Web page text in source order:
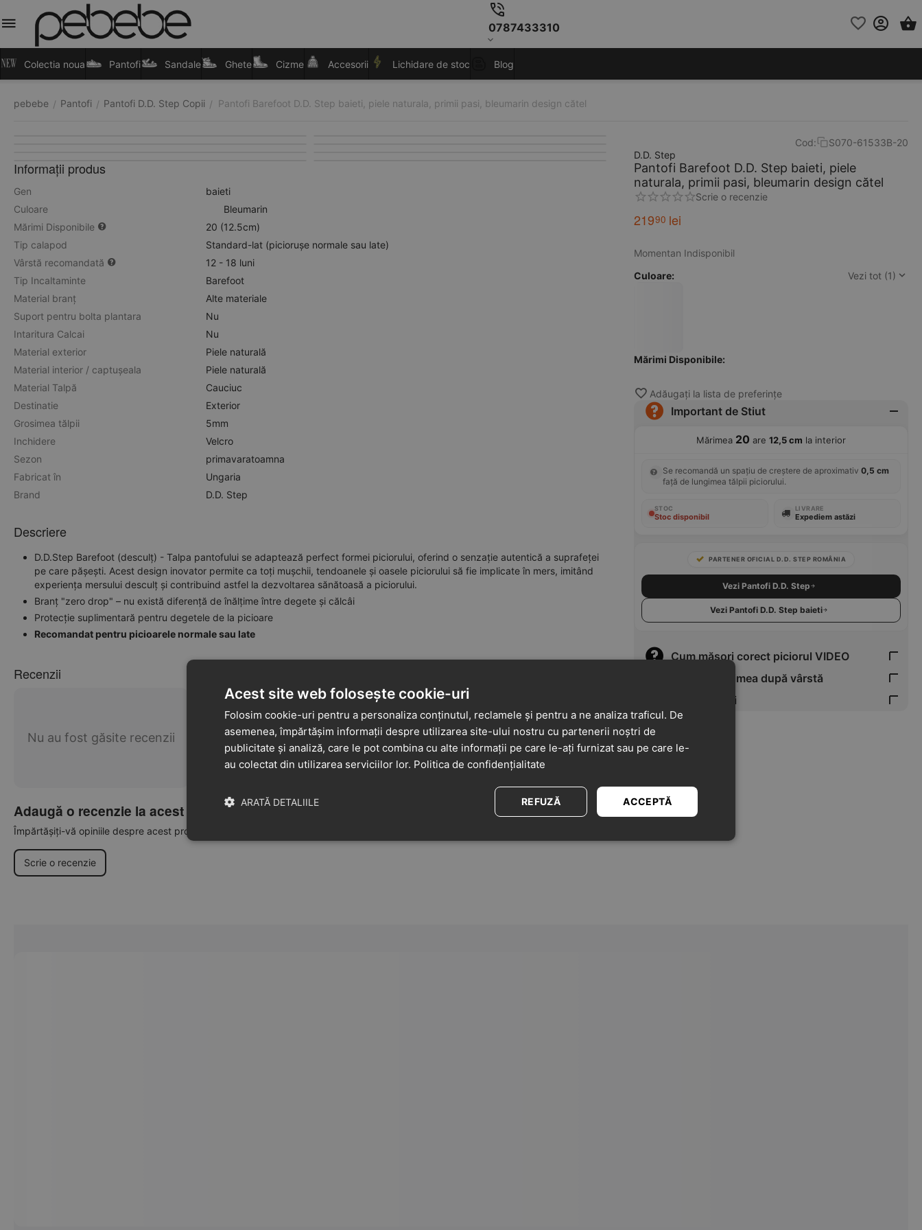
0787433310
Colectia noua Pantofi Sandale Ghete Cizme Accesorii Lichidare de stoc Blog
pebebe / Pantofi / Pantofi D.D. Step Copii / Pantofi Barefoot D.D. Step baieti, piele naturala, primii pasi, bleumarin design cătel
Cod:
S070-61533B-20
D.D. Step
Pantofi Barefoot D.D. Step baieti, piele
naturala, primii pasi, bleumarin design cătel
Scrie o recenzie
21990 lei
Momentan Indisponibil
Culoare:
Vezi tot (1)
Mărimi Disponibile:
Adăugați la lista de preferințe
Important de Stiut
Mărimea 20 are 12,5 cm la interior
Se recomandă un spațiu de creștere de aproximativ 0,5 cm
față de lungimea tălpii piciorului.
STOC
Stoc disponibil
LIVRARE
Expediem astăzi
PARTENER OFICIAL D.D. STEP ROMÂNIA
Vezi Pantofi D.D. Step
Vezi Pantofi D.D. Step baieti
Cum măsori corect piciorul VIDEO
Verifică mărimea după vârstă
Tabel Mărimi
Informații produs
Gen
baieti
Culoare
Bleumarin
Mărimi Disponibile
20 (12.5cm)
Tip calapod
Standard-lat (piciorușe normale sau late)
Vârstă recomandată
12 - 18 luni
Tip Incaltaminte
Barefoot
Material branț
Alte materiale
Suport pentru bolta plantara
Nu
Intaritura Calcai
Nu
Material exterior
Piele naturală
Material interior / captușeala
Piele naturală
Material Talpă
Cauciuc
Destinatie
Exterior
Grosimea tălpii
5mm
Inchidere
Velcro
Sezon
primavaratoamna
Fabricat în
Ungaria
Brand
D.D. Step
Descriere
D.D.Step Barefoot (desculț) - Talpa pantofului se adaptează perfect formei piciorului, oferind o senzație autentică a suprafeței
pe care pășești. Acest design inovator permite ca toți mușchii, tendoanele și oasele piciorului să fie implicate în mers, imitând
experiența mersului desculț și contribuind astfel la dezvoltarea sănătoasă a piciorului.
Branț "zero drop" – nu există diferență de înălțime între degete și călcâi
Protecție suplimentară pentru degetele de la picioare
Recomandat pentru picioarele normale sau late
Recenzii
Nu au fost găsite recenzii
Adaugă o recenzie la acest produs
Împărtășiți-vă opiniile despre acest produs cu alți clienți
Scrie o recenzie
Acest site web folosește cookie-uri
Folosim cookie-uri pentru a personaliza conținutul, reclamele și pentru a ne analiza traficul. De
asemenea, împărtășim informații despre utilizarea site-ului nostru cu partenerii noștri de
publicitate și analiză, care le pot combina cu alte informații pe care le-ați furnizat sau pe care le-
au colectat din utilizarea serviciilor lor. Politica de confidențialitate
ACCEPTĂ
REFUZĂ
ARATĂ DETALIILE